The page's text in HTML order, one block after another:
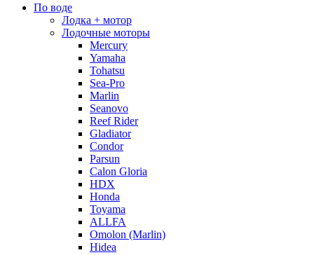
По воде
Лодка + мотор
Лодочные моторы
Mercury
Yamaha
Tohatsu
Sea-Pro
Marlin
Seanovo
Reef Rider
Gladiator
Condor
Parsun
Calon Gloria
HDX
Honda
Toyama
ALLFA
Omolon (Marlin)
Hidea